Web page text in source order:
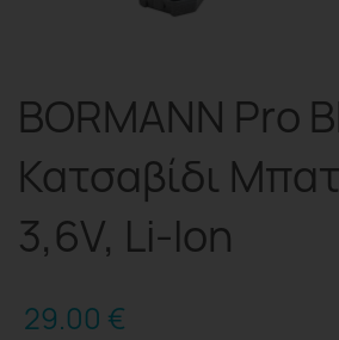
BORMANN Pro
Κατσαβίδι
3,6V, Li-Ion
29.00 €